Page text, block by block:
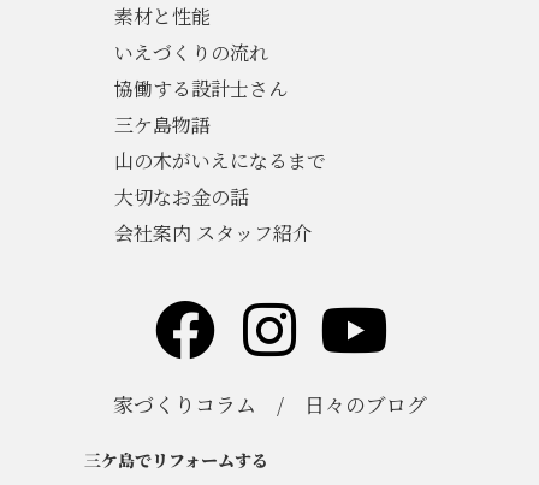
素材と性能
いえづくりの流れ
協働する設計士さん
三ケ島物語
山の木がいえになるまで
大切なお金の話
会社案内 スタッフ紹介
家づくりコラム / 日々のブログ
三ケ島でリフォームする